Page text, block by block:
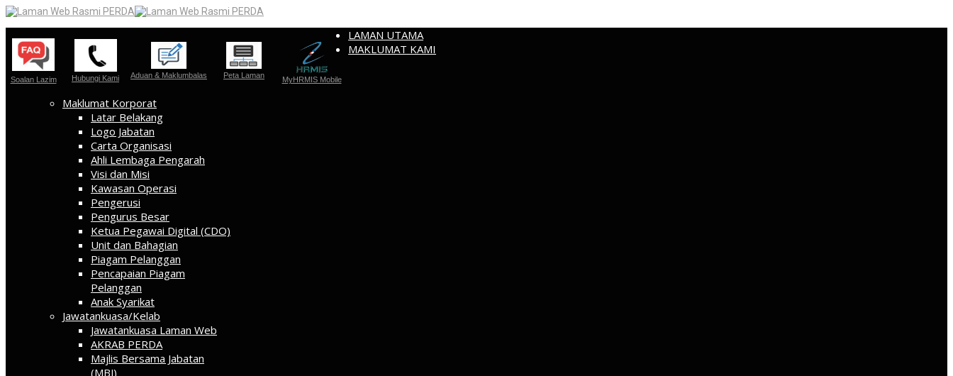
Soalan Lazim Hubungi Kami Aduan & Maklumbalas Peta Laman MyHRMIS Mobile
LAMAN UTAMA
MAKLUMAT KAMI
Maklumat Korporat
Latar Belakang
Logo Jabatan
Carta Organisasi
Ahli Lembaga Pengarah
Visi dan Misi
Kawasan Operasi
Pengerusi
Pengurus Besar
Ketua Pegawai Digital (CDO)
Unit dan Bahagian
Piagam Pelanggan
Pencapaian Piagam
Pelanggan
Anak Syarikat
Jawatankuasa/Kelab
Jawatankuasa Laman Web
AKRAB PERDA
Majlis Bersama Jabatan
(MBJ)